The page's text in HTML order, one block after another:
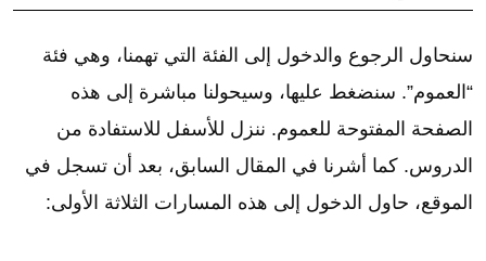
سنحاول الرجوع والدخول إلى الفئة التي تهمنا، وهي فئة
“العموم”. سنضغط عليها، وسيحولنا مباشرة إلى هذه
الصفحة المفتوحة للعموم. ننزل للأسفل للاستفادة من
الدروس. كما أشرنا في المقال السابق، بعد أن تسجل في
الموقع، حاول الدخول إلى هذه المسارات الثلاثة الأولى: